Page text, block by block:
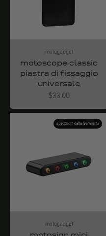
motogadget
motoscope classic
piastra di fissaggio
universale
Angebot
$33.00
spedizioni dalla Germania
motogadget